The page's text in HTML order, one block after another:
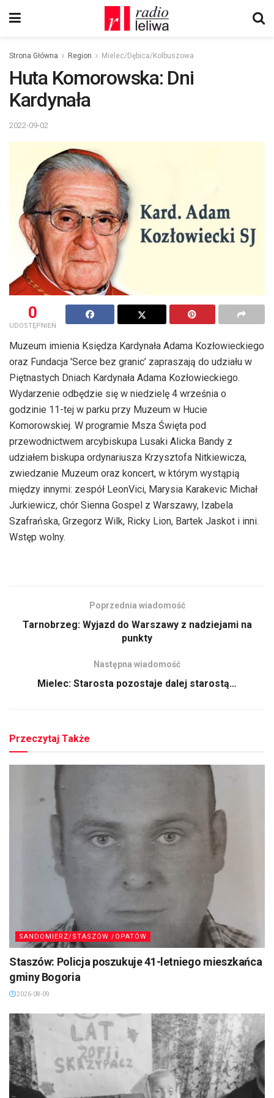
Strona Główna Region Mielec/Dębica/Kolbuszowa
Huta Komorowska: Dni
Kardynała
2022-09-02
0
UDOSTĘPNIEŃ
Muzeum imienia Księdza Kardynała Adama Kozłowieckiego
oraz Fundacja 'Serce bez granic’ zapraszają do udziału w
Piętnastych Dniach Kardynała Adama Kozłowieckiego.
Wydarzenie odbędzie się w niedzielę 4 września o
godzinie 11-tej w parku przy Muzeum w Hucie
Komorowskiej. W programie Msza Święta pod
przewodnictwem arcybiskupa Lusaki Alicka Bandy z
udziałem biskupa ordynariusza Krzysztofa Nitkiewicza,
zwiedzanie Muzeum oraz koncert, w którym wystąpią
między innymi: zespół LeonVici, Marysia Karakevic Michał
Jurkiewicz, chór Sienna Gospel z Warszawy, Izabela
Szafrańska, Grzegorz Wilk, Ricky Lion, Bartek Jaskot i inni.
Wstęp wolny.
Poprzednia wiadomość
Tarnobrzeg: Wyjazd do Warszawy z nadziejami na
punkty
Następna wiadomość
Mielec: Starosta pozostaje dalej starostą…
Przeczytaj Także
SANDOMIERZ/STASZÓW /OPATÓW
Staszów: Policja poszukuje 41-letniego mieszkańca
gminy Bogoria
2026-08-09